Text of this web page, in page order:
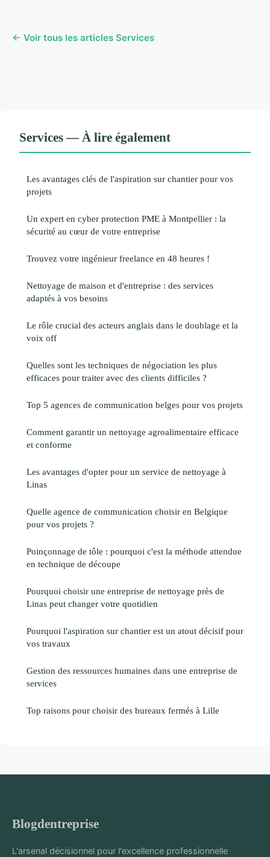
← Voir tous les articles Services
Services — À lire également
Les avantages clés de l'aspiration sur chantier pour vos
projets
Un expert en cyber protection PME à Montpellier : la
sécurité au cœur de votre entreprise
Trouvez votre ingénieur freelance en 48 heures !
Nettoyage de maison et d'entreprise : des services
adaptés à vos besoins
Le rôle crucial des acteurs anglais dans le doublage et la
voix off
Quelles sont les techniques de négociation les plus
efficaces pour traiter avec des clients difficiles ?
Top 5 agences de communication belges pour vos projets
Comment garantir un nettoyage agroalimentaire efficace
et conforme
Les avantages d'opter pour un service de nettoyage à
Linas
Quelle agence de communication choisir en Belgique
pour vos projets ?
Poinçonnage de tôle : pourquoi c'est la méthode attendue
en technique de découpe
Pourquoi choisir une entreprise de nettoyage près de
Linas peut changer votre quotidien
Pourquoi l'aspiration sur chantier est un atout décisif pour
vos travaux
Gestion des ressources humaines dans une entreprise de
services
Top raisons pour choisir des bureaux fermés à Lille
Blogdentreprise
L'arsenal décisionnel pour l'excellence professionnelle